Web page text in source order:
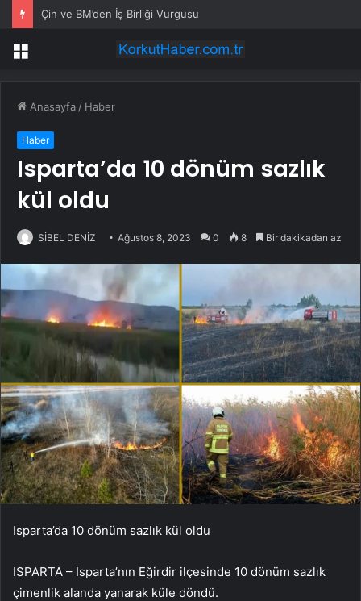
Çin ve BM’den İş Birliği Vurgusu
Menü
Anasayfa / Haber
Haber
Isparta’da 10 dönüm sazlık
kül oldu
SİBEL DENİZ Ağustos 8, 2023 0 8 Bir dakikadan az
Isparta’da 10 dönüm sazlık kül oldu
ISPARTA – Isparta’nın Eğirdir ilçesinde 10 dönüm sazlık
çimenlik alanda yanarak küle döndü.